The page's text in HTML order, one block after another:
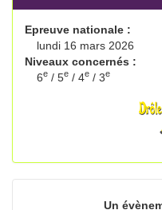
Epreuve nationale :
lundi 16 mars 2026
Niveaux concernés :
6e / 5e / 4e / 3e
Un